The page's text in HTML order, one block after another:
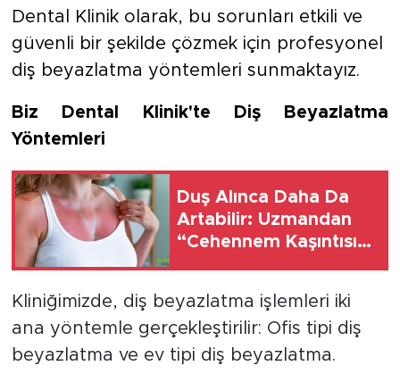
Dental Klinik olarak, bu sorunları etkili ve
güvenli bir şekilde çözmek için profesyonel
diş beyazlatma yöntemleri sunmaktayız.
Biz Dental Klinik'te Diş Beyazlatma
Yöntemleri
Duş Alınca Daha Da
Artabilir: Uzmandan
“Cehennem Kaşıntısı”
Kliniğimizde, diş beyazlatma işlemleri iki
ana yöntemle gerçekleştirilir: Ofis tipi diş
beyazlatma ve ev tipi diş beyazlatma.